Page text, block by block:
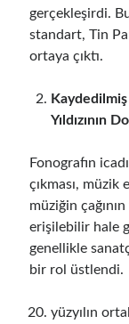
gerçekleşirdi.
standart, Tin
ortaya çıktı.
Yıldızının
Fonografın
çıkması,
müziğin
erişilebilir hale
genellikle
bir rol üstlendi.
yüzyılın